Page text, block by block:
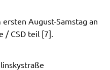
August-Samstag an
/ CSD teil [7].